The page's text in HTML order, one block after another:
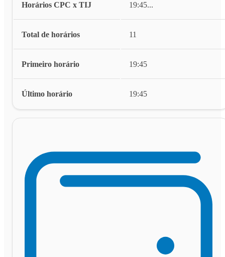
Horários CPC x TIJ 19:45...
Total de horários 11
Primeiro horário 19:45
Último horário 19:45